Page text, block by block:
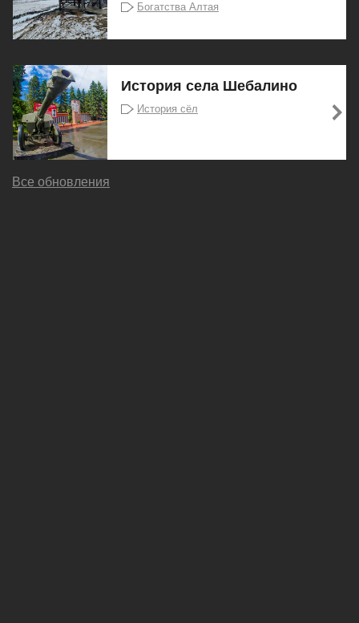
Богатства Алтая
История села Шебалино
История сёл
Все обновления